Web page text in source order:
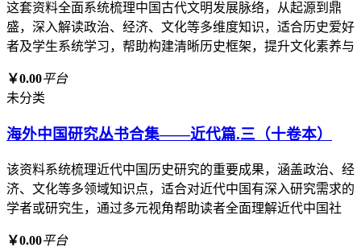
这套资料全面系统梳理中国古代文明发展脉络，从起源到鼎
盛，深入解读政治、经济、文化等多维度知识，适合历史爱好
者及学生系统学习，帮助构建清晰历史框架，提升文化素养与
￥0.00平台
未分类
海外中国研究丛书合集——近代篇.三（十卷本）
该资料系统梳理近代中国历史研究的重要成果，涵盖政治、经
济、文化等多领域知识点，适合对近代中国有深入研究需求的
学者或研究生，通过多元视角帮助读者全面理解近代中国社
￥0.00平台